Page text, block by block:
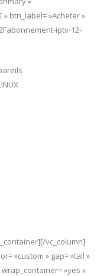
» btn_label= »Acheter »
iptv-12-
vc_column]
»custom » gap= »tall »
»yes »